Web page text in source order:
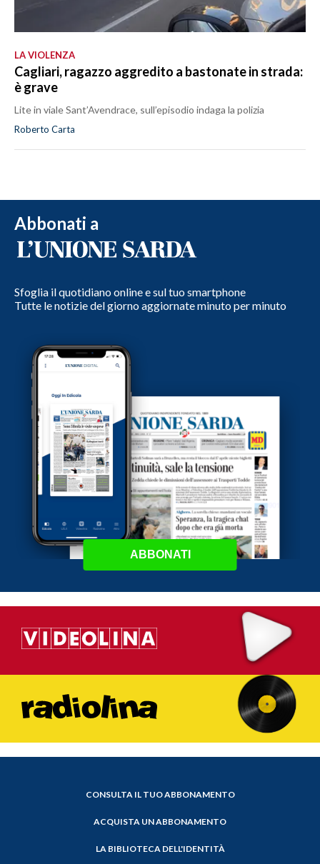
LA VIOLENZA
Cagliari, ragazzo aggredito a bastonate in strada:
è grave
Lite in viale Sant’Avendrace, sull’episodio indaga la polizia
Roberto Carta
Abbonati a
Sfoglia il quotidiano online e sul tuo smartphone
Tutte le notizie del giorno aggiornate minuto per minuto
ABBONATI
CONSULTA IL TUO ABBONAMENTO
ACQUISTA UN ABBONAMENTO
LA BIBLIOTECA DELL'IDENTITÀ